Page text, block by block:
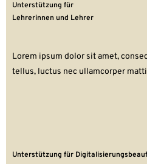
Unterstützung für
Lehrerinnen und Lehrer
Lorem ipsum dolor sit amet,
tellus, luctus nec ullamcorper
Unterstützung für